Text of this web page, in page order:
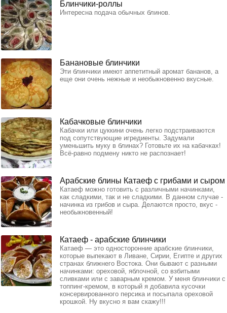
Блинчики-роллы
Интересна подача обычных блинов.
Банановые блинчики
Эти блинчики имеют аппетитный аромат бананов, а
еще они очень нежные и необыкновенно вкусные.
Кабачковые блинчики
Кабачки или цуккини очень легко подстраиваются
под сопутствующие игредиенты. Задумали
уменьшить муку в блинах? Готовьте их на кабачках!
Всё-равно подмену никто не распознает!
Арабские блины Катаеф с грибами и сыром
Катаеф можно готовить с различными начинками,
как сладкими, так и не сладкими. В данном случае -
начинка из грибов и сыра. Делаются просто, вкус -
необыкновенный!
Катаеф - арабские блинчики
Катаеф — это односторонние арабские блинчики,
которые выпекают в Ливане, Сирии, Египте и других
странах ближнего Востока. Они бывают с разными
начинками: ореховой, яблочной, со взбитыми
сливками или с заварным кремом. У меня блинчики с
топпинг-кремом, в который я добавила кусочки
консервированного персика и посыпала ореховой
крошкой. Ну вкусно я вам скажу!!!